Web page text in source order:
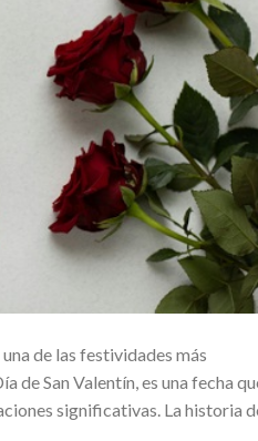
de las festividades más
de San Valentín, es una fecha
significativas. La historia